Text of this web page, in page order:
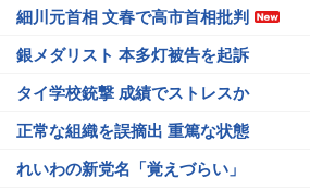
細川元首相 文春で高市首相批判
銀メダリスト 本多灯被告を起訴
タイ学校銃撃 成績でストレスか
正常な組織を誤摘出 重篤な状態
れいわの新党名「覚えづらい」